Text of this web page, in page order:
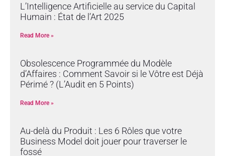
L’Intelligence Artificielle au service du Capital
Humain : État de l’Art 2025
Read More »
Obsolescence Programmée du Modèle
d’Affaires : Comment Savoir si le Vôtre est Déjà
Périmé ? (L’Audit en 5 Points)
Read More »
Au-delà du Produit : Les 6 Rôles que votre
Business Model doit jouer pour traverser le
fossé